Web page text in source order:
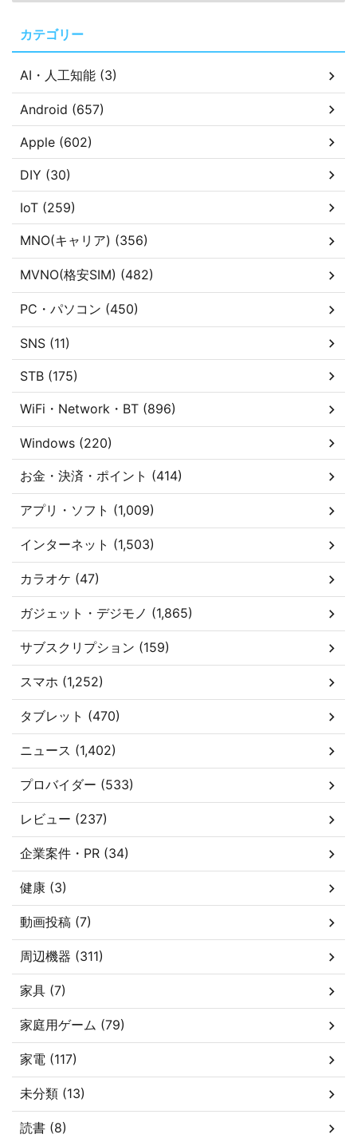
カテゴリー
AI・人工知能 (3)
Android (657)
Apple (602)
DIY (30)
IoT (259)
MNO(キャリア) (356)
MVNO(格安SIM) (482)
PC・パソコン (450)
SNS (11)
STB (175)
WiFi・Network・BT (896)
Windows (220)
お金・決済・ポイント (414)
アプリ・ソフト (1,009)
インターネット (1,503)
カラオケ (47)
ガジェット・デジモノ (1,865)
サブスクリプション (159)
スマホ (1,252)
タブレット (470)
ニュース (1,402)
プロバイダー (533)
レビュー (237)
企業案件・PR (34)
健康 (3)
動画投稿 (7)
周辺機器 (311)
家具 (7)
家庭用ゲーム (79)
家電 (117)
未分類 (13)
読書 (8)